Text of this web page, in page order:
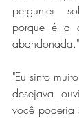
perguntei
porque é a
abandonada."
"Eu sinto
desejava
você poderia